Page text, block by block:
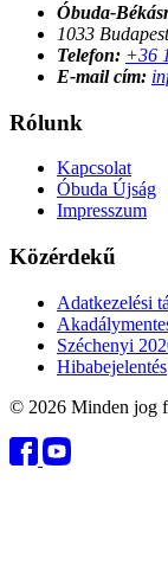
Óbuda-
1033
Telefon: +36
E-mail cím:
Rólunk
Kapcsolat
Óbuda Újság
Impresszum
Közérdekű
Adatkezelési
Széchenyi
Hibabejelentés
© 2026 Minden jog